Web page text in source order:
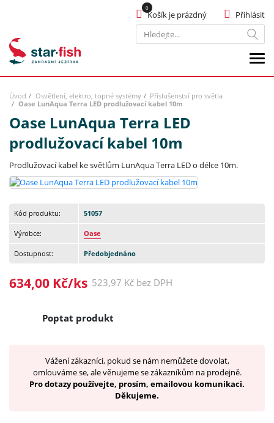
Hledat
Přihlásit
Košík je prázdný
Úvod Osvětlení, elektro, topné systémy
Příslušenství pro světla
Oase LunAqua Terra LED prodlužovací kabel 10m
Oase LunAqua Terra LED
prodlužovací kabel 10m
Prodlužovací kabel ke světlům LunAqua Terra LED o délce 10m.
Kód produktu: 51057
Výrobce: Oase
Dostupnost: Předobjednáno
634,00 Kč/ks 523,97 Kč bez DPH
Poptat produkt
Vážení zákazníci, pokud se nám nemůžete dovolat,
omlouváme se, ale věnujeme se zákazníkům na prodejně.
Pro dotazy používejte, prosím, emailovou komunikaci.
Děkujeme.